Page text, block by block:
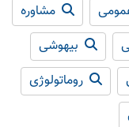
مشاوره
بیهوشی
روماتولوژی